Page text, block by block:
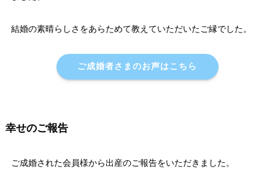
結婚の素晴らしさをあらためて教えていただいたご縁でした。
ご成婚者さまのお声はこちら
幸せのご報告
ご成婚された会員様から出産のご報告をいただきました。